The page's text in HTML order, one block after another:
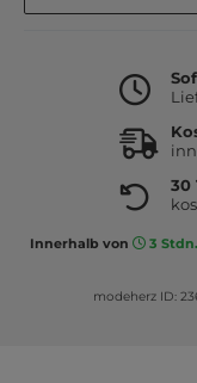
30
Innerhalb von 3
modeherz ID: